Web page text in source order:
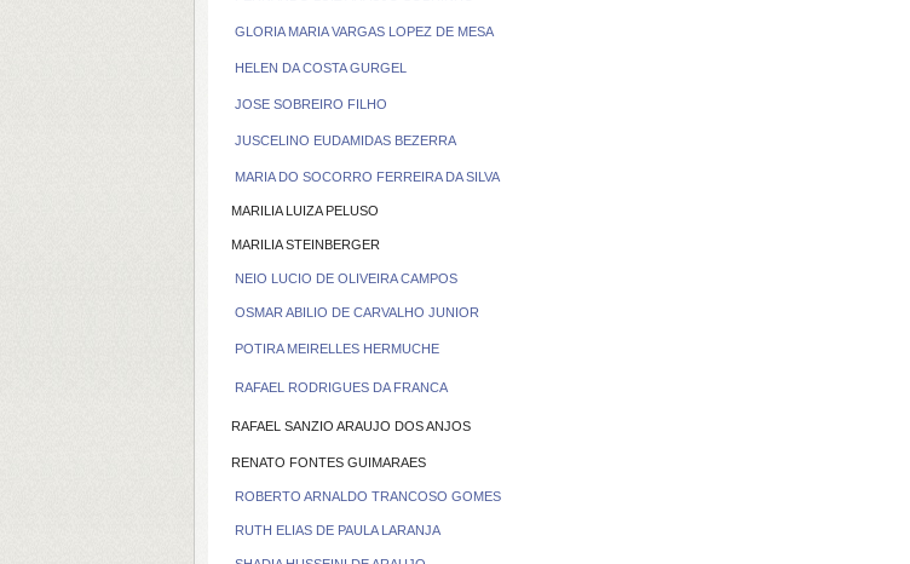
GLORIA MARIA VARGAS LOPEZ DE MESA
HELEN DA COSTA GURGEL
JOSE SOBREIRO FILHO
JUSCELINO EUDAMIDAS BEZERRA
MARIA DO SOCORRO FERREIRA DA SILVA
MARILIA LUIZA PELUSO
MARILIA STEINBERGER
NEIO LUCIO DE OLIVEIRA CAMPOS
OSMAR ABILIO DE CARVALHO JUNIOR
POTIRA MEIRELLES HERMUCHE
RAFAEL RODRIGUES DA FRANCA
RAFAEL SANZIO ARAUJO DOS ANJOS
RENATO FONTES GUIMARAES
ROBERTO ARNALDO TRANCOSO GOMES
RUTH ELIAS DE PAULA LARANJA